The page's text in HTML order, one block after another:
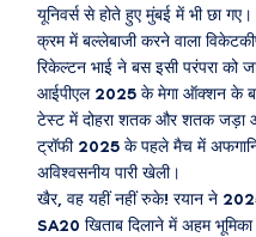
यूनिवर्स से होते हुए मुंबई में भी छा
क्रम में बल्लेबाजी करने वाला
रिकेल्टन भाई ने बस इसी परंपरा को
आईपीएल 2025 के मेगा ऑक्शन के
टेस्ट में दोहरा शतक और शतक जड़ा
ट्रॉफी 2025 के पहले मैच में
अविश्वसनीय पारी खेली।
खैर, वह यहीं नहीं रुके! रयान ने
SA20 खिताब दिलाने में अहम भूमिका